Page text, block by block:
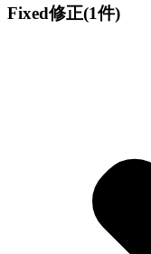
Fixed修正(1件)